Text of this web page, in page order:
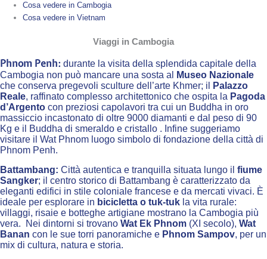
Cosa vedere in Cambogia
Cosa vedere in Vietnam
Viaggi in Cambogia
Phnom Penh: durante la visita della splendida capitale della
Cambogia non può mancare una sosta al
Museo Nazionale
che conserva pregevoli sculture dell’arte Khmer; il
Palazzo
Reale, raffinato complesso architettonico che ospita la Pagoda
d’Argento con preziosi capolavori tra cui un Buddha in oro
massiccio incastonato di oltre 9000 diamanti e dal peso di 90
Kg e il Buddha di smeraldo e cristallo . Infine suggeriamo
visitare il Wat Phnom luogo simbolo di fondazione della città di
Phnom Penh.
Battambang: Città autentica e tranquilla situata lungo il fiume
Sangker; il centro storico di Battambang è caratterizzato da
eleganti edifici in stile coloniale francese e da mercati vivaci. È
ideale per esplorare in bicicletta o tuk‑tuk la vita rurale:
villaggi, risaie e botteghe artigiane mostrano la Cambogia più
vera. Nei dintorni si trovano Wat Ek Phnom (XI secolo), Wat
Banan con le sue torri panoramiche e Phnom Sampov, per un
mix di cultura, natura e storia.